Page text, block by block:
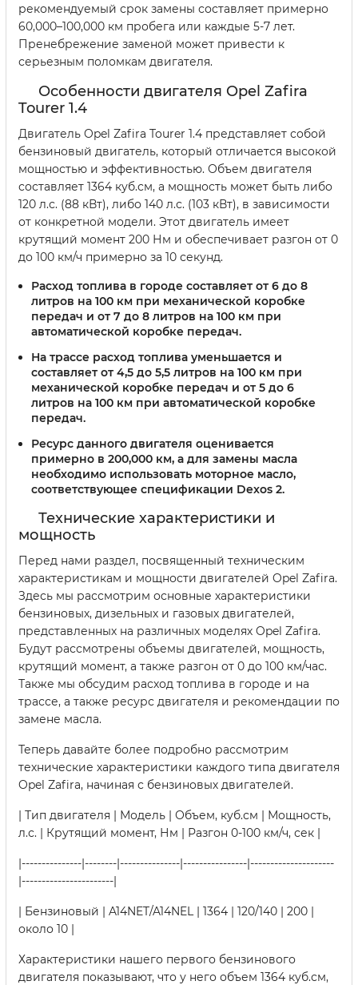
рекомендуемый срок замены составляет примерно
60,000–100,000 км пробега или каждые 5-7 лет.
Пренебрежение заменой может привести к
серьезным поломкам двигателя.
Особенности двигателя Opel Zafira
Tourer 1.4
Двигатель Opel Zafira Tourer 1.4 представляет собой
бензиновый двигатель, который отличается высокой
мощностью и эффективностью. Объем двигателя
составляет 1364 куб.см, а мощность может быть либо
120 л.с. (88 кВт), либо 140 л.с. (103 кВт), в зависимости
от конкретной модели. Этот двигатель имеет
крутящий момент 200 Нм и обеспечивает разгон от 0
до 100 км/ч примерно за 10 секунд.
Расход топлива в городе составляет от 6 до 8
литров на 100 км при механической коробке
передач и от 7 до 8 литров на 100 км при
автоматической коробке передач.
На трассе расход топлива уменьшается и
составляет от 4,5 до 5,5 литров на 100 км при
механической коробке передач и от 5 до 6
литров на 100 км при автоматической коробке
передач.
Ресурс данного двигателя оценивается
примерно в 200,000 км, а для замены масла
необходимо использовать моторное масло,
соответствующее спецификации Dexos 2.
Технические характеристики и
мощность
Перед нами раздел, посвященный техническим
характеристикам и мощности двигателей Opel Zafira.
Здесь мы рассмотрим основные характеристики
бензиновых, дизельных и газовых двигателей,
представленных на различных моделях Opel Zafira.
Будут рассмотрены объемы двигателей, мощность,
крутящий момент, а также разгон от 0 до 100 км/час.
Также мы обсудим расход топлива в городе и на
трассе, а также ресурс двигателя и рекомендации по
замене масла.
Теперь давайте более подробно рассмотрим
технические характеристики каждого типа двигателя
Opel Zafira, начиная с бензиновых двигателей.
| Тип двигателя | Модель | Объем, куб.см | Мощность,
л.с. | Крутящий момент, Нм | Разгон 0-100 км/ч, сек |
|---------------|--------|---------------|----------------|---------------------
|-----------------------|
| Бензиновый | A14NET/A14NEL | 1364 | 120/140 | 200 |
около 10 |
Характеристики нашего первого бензинового
двигателя показывают, что у него объем 1364 куб.см,